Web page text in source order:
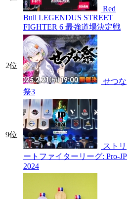
Red
Bull LEGENDUS STREET
FIGHTER 6 最強道場決定戦
2位
せつな
祭3
9位
ストリ
ートファイターリーグ: Pro-JP
2024